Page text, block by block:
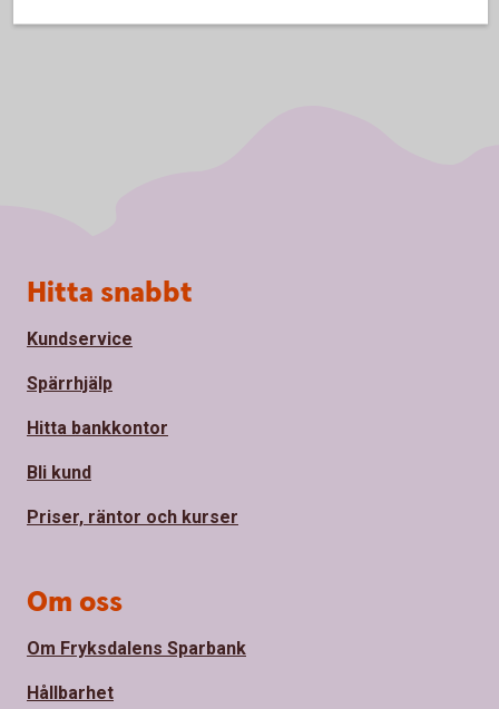
Sidfot
Hitta snabbt
Kundservice
Spärrhjälp
Hitta bankkontor
Bli kund
Priser, räntor och kurser
Om oss
Om Fryksdalens Sparbank
Hållbarhet